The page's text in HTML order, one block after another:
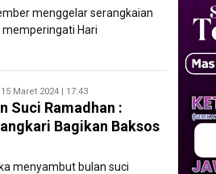
menggelar serangkaian
Hari
15 Maret 2024 | 17:43
Suci Ramadhan :
Bagikan Baksos
menyambut bulan suci